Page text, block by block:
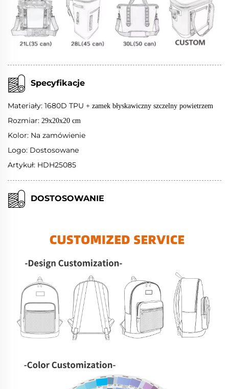
Specyfikacje
Materiały: 1680D TPU + zamek błyskawiczny szczelny powietrzem
Rozmiar: 29x20x20 cm
Kolor: Na zamówienie
Logo: Dostosowane
Artykuł: HDH25085
DOSTOSOWANIE